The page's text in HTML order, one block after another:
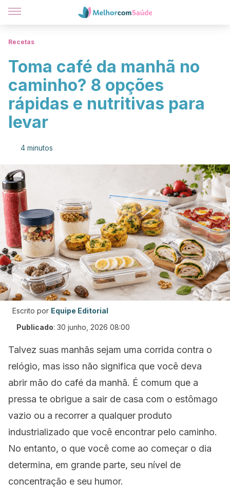
Recetas
Toma café da manhã no
caminho? 8 opções
rápidas e nutritivas para
levar
4 minutos
Escrito por Equipe Editorial
Publicado: 30 junho, 2026 08:00
Talvez suas manhãs sejam uma corrida contra o
relógio, mas isso não significa que você deva
abrir mão do café da manhã. É comum que a
pressa te obrigue a sair de casa com o estômago
vazio ou a recorrer a qualquer produto
industrializado que você encontrar pelo caminho.
No entanto, o que você come ao começar o dia
determina, em grande parte, seu nível de
concentração e seu humor.